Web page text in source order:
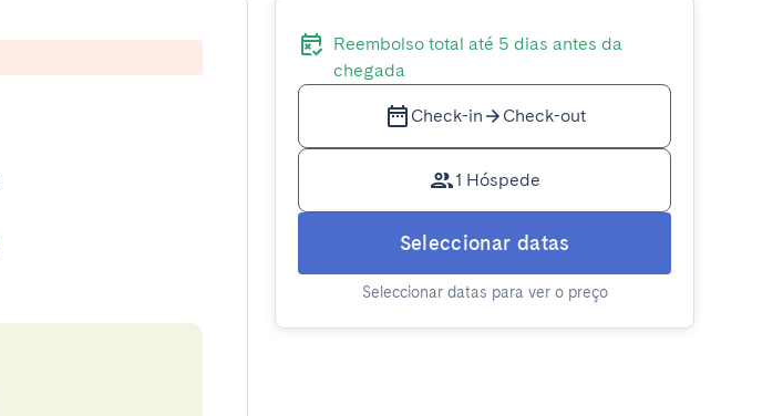
Reembolso total até 5 dias antes da
chegada
Check-in Check-out
1 Hóspede
Seleccionar datas
Seleccionar datas para ver o preço